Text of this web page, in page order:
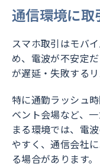
通信環境に取
スマホ取引はモバ
め、電波が不安定
が遅延・失敗するリ
特に通勤ラッシュ
ベント会場など、
まる環境では、電
やすく、通信会社
る場合があります。